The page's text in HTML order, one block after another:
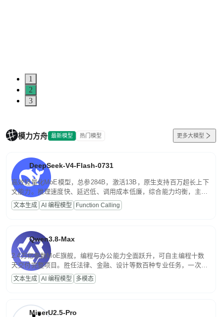
1
2
3
模力方舟 最新模型 热门模型 更多大模型
DeepSeek-V4-Flash-0731
高效轻量化MoE模型，总参284B，激活13B，原生支持百万超长上下
文能力。推理速度快、延迟低、调用成本低廉，综合能力均衡，主打
高并发、轻量化任务，适合日常对话、内容创作、基础 RAG、批量
文案处理等普惠刚需场景。
文本生成 AI 编程模型 Function Calling
Qwen3.8-Max
2.4万亿参数MoE旗舰，编程与办公能力全面跃升，可自主编程十数
天交付完整项目。胜任法律、金融、设计等数百种专业任务，一次对
话端到端交付生产级成果。原生视觉理解贯穿规划、执行与验证全流
程，支持超长文档与长视频的深度语义解析。长程任务中自主规划与
文本生成 AI 编程模型 多模态
MinerU2.5-Pro